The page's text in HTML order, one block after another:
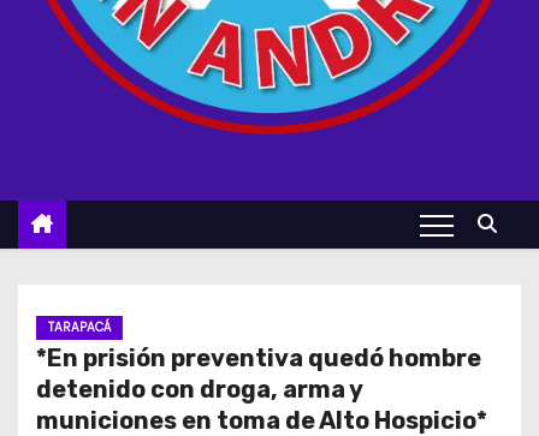
TARAPACÁ
*En prisión preventiva quedó hombre
detenido con droga, arma y
municiones en toma de Alto Hospicio*